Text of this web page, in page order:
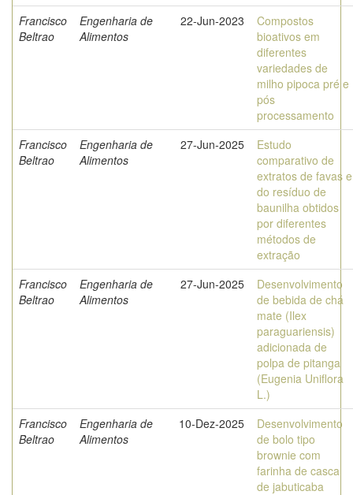
Francisco
Beltrao
Engenharia de
Alimentos
22-Jun-2023
Compostos
bioativos em
diferentes
variedades de
milho pipoca pré e
pós
processamento
Francisco
Beltrao
Engenharia de
Alimentos
27-Jun-2025
Estudo
comparativo de
extratos de favas e
do resíduo de
baunilha obtidos
por diferentes
métodos de
extração
Francisco
Beltrao
Engenharia de
Alimentos
27-Jun-2025
Desenvolvimento
de bebida de chá
mate (Ilex
paraguariensis)
adicionada de
polpa de pitanga
(Eugenia Uniflora
L.)
Francisco
Beltrao
Engenharia de
Alimentos
10-Dez-2025
Desenvolvimento
de bolo tipo
brownie com
farinha de casca
de jabuticaba